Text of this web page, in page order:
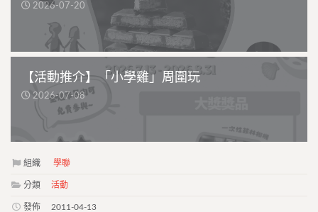
2026-07-20
【活動推介】「小學雞」周圍玩
2026-07-08
組織 學聯
分類 活動
發佈 2011-04-13